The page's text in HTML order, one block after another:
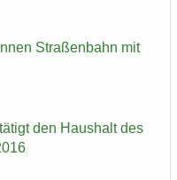
Stra­ßen­bahn mit
den Haus­halt des